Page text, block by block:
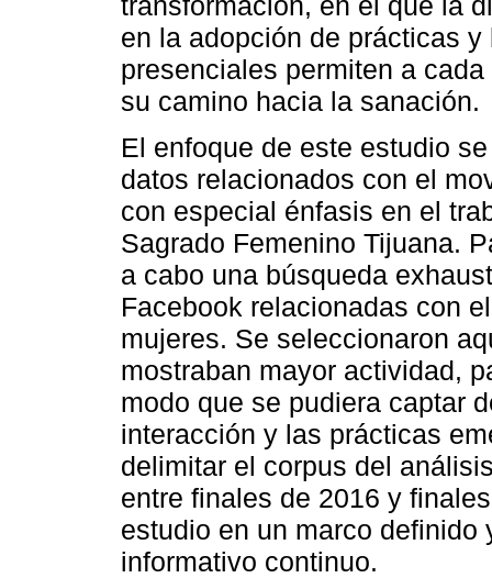
en la adopción de prácticas
presenciales permiten a
su camino hacia la sanación.
El enfoque de este estudio
datos relacionados con el
con especial énfasis en el
Sagrado Femenino Tijuana.
a cabo una búsqueda
Facebook relacionadas con
mujeres. Se seleccionaron
mostraban mayor actividad,
modo que se pudiera captar
interacción y las prácticas
delimitar el corpus del
entre finales de 2016 y
estudio en un marco
informativo continuo.